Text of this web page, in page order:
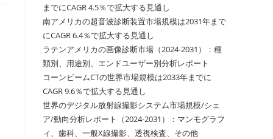
までにCAGR 4.5％で拡大する見通し
南アメリカの超音波診断装置市場規模は2031年まで
にCAGR 6.4％で拡大する見通し
ラテンアメリカの画像診断市場（2024-2031）：種
類別、用途別、エンドユーザー別分析レポート
コーンビームCTの世界市場規模は2033年までに
CAGR 9.6％で拡大する見通し
世界のデジタル放射線撮影システム市場規模/シェ
ア/動向分析レポート（2024-2031）：マンモグラフ
ィ、歯科、一般X線撮影、透視検査、その他